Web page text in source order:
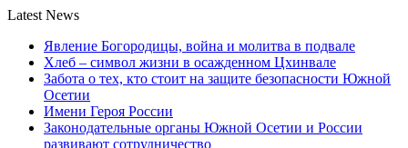
Latest News
Явление Богородицы, война и молитва в подвале
Хлеб – символ жизни в осажденном Цхинвале
Забота о тех, кто стоит на защите безопасности Южной
Осетии
Имени Героя России
Законодательные органы Южной Осетии и России
развивают сотрудничество